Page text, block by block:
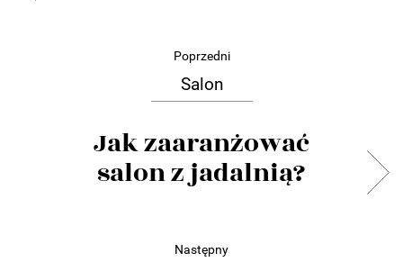
Poprzedni
Salon
Jak zaaranżować
salon z jadalnią?
Następny